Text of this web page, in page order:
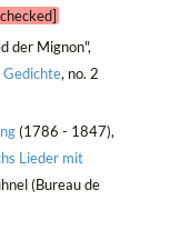
der Mignon",
Gedichte, no. 2
(1786 - 1847),
Lieder mit
(Bureau de